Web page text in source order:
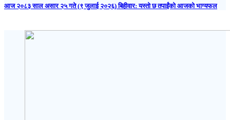
आज २०८३ साल असार २५ गते (९ जुलाई २०२६) बिहीवार: यस्तो छ तपाईंको आजको भाग्यफल